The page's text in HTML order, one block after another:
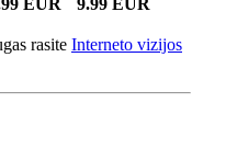
rasite Interneto vizijos